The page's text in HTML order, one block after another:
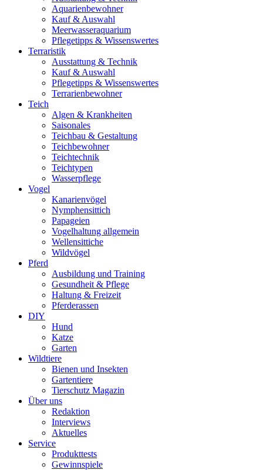
Aquarienbewohner
Kauf & Auswahl
Meerwasseraquarium
Pflegetipps & Wissenswertes
Terraristik
Ausstattung & Technik
Kauf & Auswahl
Pflegetipps & Wissenswertes
Terrarienbewohner
Teich
Algen & Krankheiten
Saisonales
Teichbau & Gestaltung
Teichbewohner
Teichtechnik
Teichtypen
Wasserpflege
Vogel
Kanarienvögel
Nymphensittich
Papageien
Vogelhaltung allgemein
Wellensittiche
Wildvögel
Pferd
Ausbildung und Training
Gesundheit & Pflege
Haltung & Freizeit
Pferderassen
DIY
Hund
Katze
Garten
Wildtiere
Bienen und Insekten
Gartentiere
Tierschutz Magazin
Über uns
Redaktion
Interviews
Aktuelles
Service
Produkttests
Gewinnspiele